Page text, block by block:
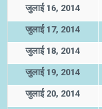
जुलाई 16, 2014
जुलाई 17, 2014
जुलाई 18, 2014
जुलाई 19, 2014
जुलाई 20, 2014